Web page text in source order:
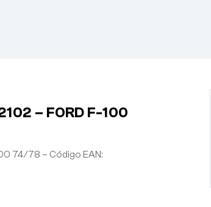
– FORD F-100
74/78 – Código EAN: